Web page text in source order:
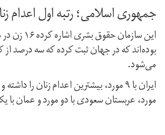
جمهوری اسلامی؛ رتبه اول اعدام
این سازمان
بوده‌اند که در جهان ثبت کرده که سه درصد از
می‌شود.
ایران با ۹ مورد، بیشترین اعدام زنان را
مورد، عربستان سعودی با دو مورد و عمان با